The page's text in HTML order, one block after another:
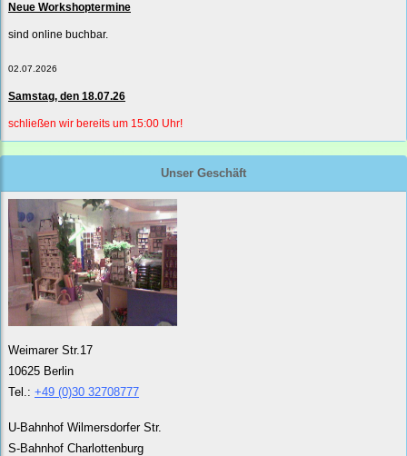
Neue Workshoptermine
sind online buchbar.
02.07.2026
Samstag, den 18.07.26
schließen wir bereits um 15:00 Uhr!
Unser Geschäft
Weimarer Str.17
10625 Berlin
Tel.: +49 (0)30 32708777
U-Bahnhof Wilmersdorfer Str.
S-Bahnhof Charlottenburg